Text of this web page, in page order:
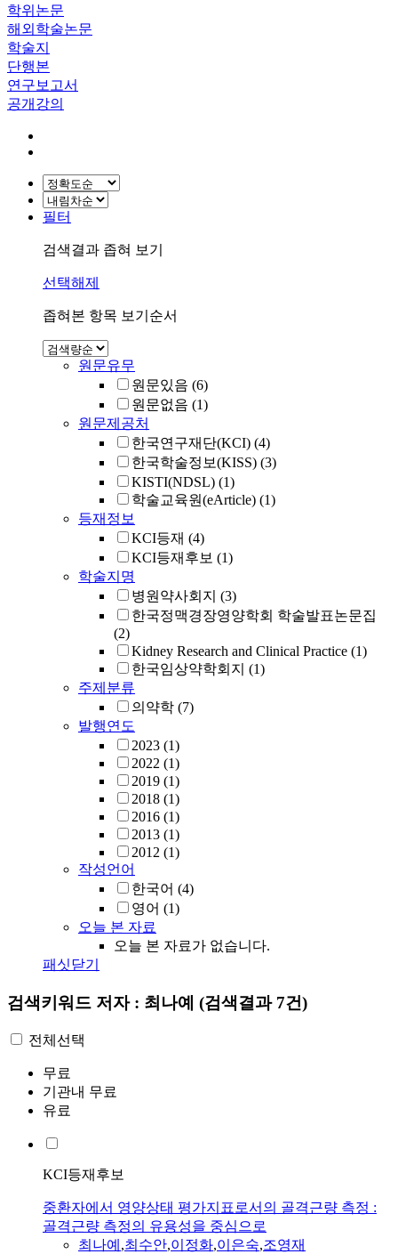
학위논문
해외학술논문
학술지
단행본
연구보고서
공개강의
필터
검색결과 좁혀 보기
선택해제
좁혀본 항목 보기순서
원문유무
원문있음 (6)
원문없음 (1)
원문제공처
한국연구재단(KCI) (4)
한국학술정보(KISS) (3)
KISTI(NDSL) (1)
학술교육원(eArticle) (1)
등재정보
KCI등재 (4)
KCI등재후보 (1)
학술지명
병원약사회지 (3)
한국정맥경장영양학회 학술발표논문집
(2)
Kidney Research and Clinical Practice (1)
한국임상약학회지 (1)
주제분류
의약학 (7)
발행연도
2023 (1)
2022 (1)
2019 (1)
2018 (1)
2016 (1)
2013 (1)
2012 (1)
작성언어
한국어 (4)
영어 (1)
오늘 본 자료
오늘 본 자료가 없습니다.
패싯닫기
검색키워드 저자 : 최나예 (검색결과 7건)
전체선택
무료
기관내 무료
유료
KCI등재후보
중환자에서 영양상태 평가지표로서의 골격근량 측정 :
골격근량 측정의 유용성을 중심으로
최나예 ,최수안,이정화,이은숙,조영재